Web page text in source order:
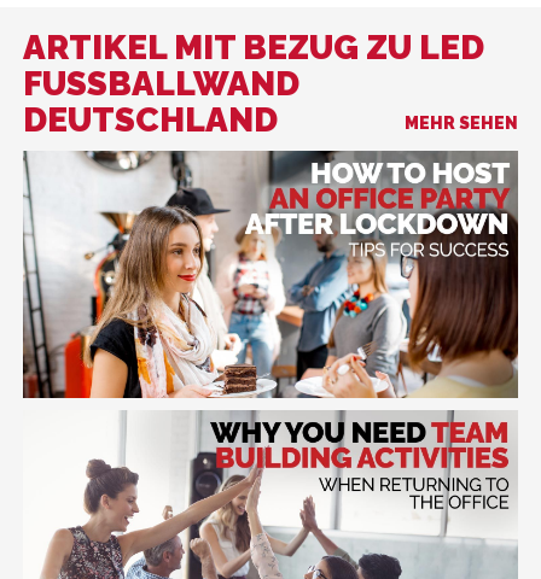
ARTIKEL MIT BEZUG ZU LED
FUSSBALLWAND D
EUTSCHLAND
MEHR SEHEN